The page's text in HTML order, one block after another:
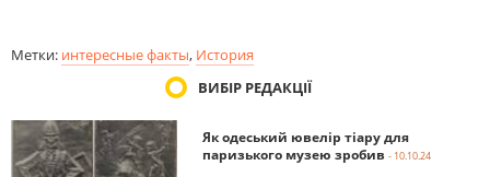
Метки: интересные факты, История
ВИБІР РЕДАКЦІЇ
Як одеський ювелір тіару для
паризького музею зробив - 10.10.24